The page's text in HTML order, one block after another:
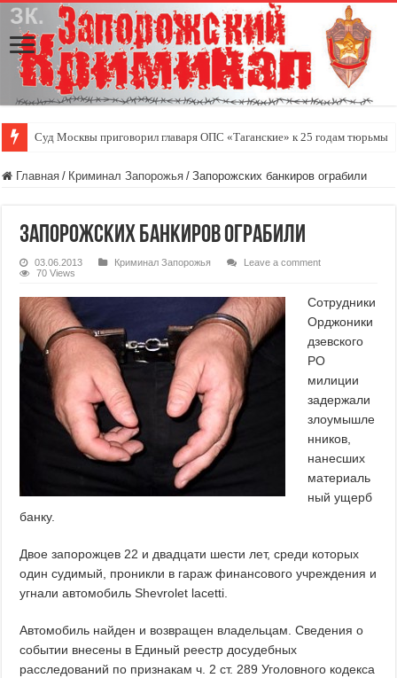
Суд Москвы приговорил главаря ОПС «Таганские» к 25 годам тюрьмы
Главная / Криминал Запорожья / Запорожских банкиров ограбили
Запорожских банкиров ограбили
03.06.2013 Криминал Запорожья
Leave a comment
70 Views
Сотрудники
Орджоники
дзевского
РО
милиции
задержали
злоумышле
нников,
нанесших
материаль
ный ущерб
банку.
Двое запорожцев 22 и двадцати шести лет, среди которых
один судимый, проникли в гараж финансового учреждения и
угнали автомобиль Shevrolet lacettі.
Автомобиль найден и возвращен владельцам. Сведения о
событии внесены в Единый реестр досудебных
расследований по признакам ч. 2 ст. 289 Уголовного кодекса